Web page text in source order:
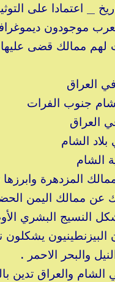
_ اعتمادا على
موجودون
لهم ممالك قضى
العراق
جنوب الفرات
العراق
الشام
الشام
المزدهرة وابرزها
عن ممالك اليمن
النسيج البشري
البيزنطينيون
والبحر الاحمر .
الشام والعراق